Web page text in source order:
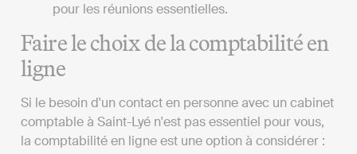
pour les réunions essentielles.
Faire le choix de la comptabilité en
ligne
Si le besoin d'un contact en personne avec un cabinet
comptable à Saint-Lyé n'est pas essentiel pour vous,
la comptabilité en ligne est une option à considérer :